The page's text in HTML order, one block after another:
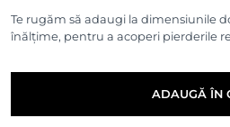
Te rugăm să adaugi la dimensiunile
înălțime, pentru a acoperi pierderile
ADAUGĂ ÎN